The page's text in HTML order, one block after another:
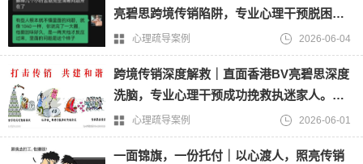
亮碧思跨境传销陷阱，专业心理干预脱困，
挽回近20万个人资产。【反传销救助中心孙
老师】
心理疏导案例 2026-06-04
跨境传销深度解救｜直面香港BV亮碧思深度
洗脑，专业心理干预成功挽救执迷家人。
【反传销救助中心孙老师】
心理疏导案例 2026-06-01
一面锦旗，一份托付｜以心渡人，照亮传销